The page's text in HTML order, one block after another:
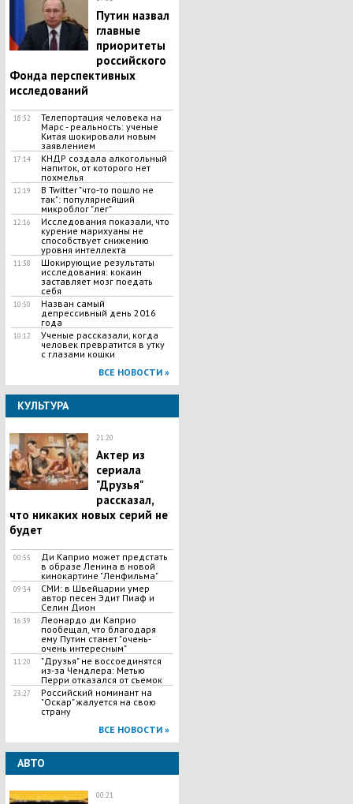
Путин назвал
главные
приоритеты
российского
Фонда перспективных
исследований
18:32
Телепортация человека на
Марс - реальность: ученые
Китая шокировали новым
заявлением
17:14
КНДР создала алкогольный
напиток, от которого нет
похмелья
12:19
В Twitter "что-то пошло не
так": популярнейший
микроблог "лег"
12:16
Исследования показали, что
курение марихуаны не
способствует снижению
уровня интеллекта
11:38
Шокирующие результаты
исследования: кокаин
заставляет мозг поедать
себя
10:50
Назван самый
депрессивный день 2016
года
10:12
Ученые рассказали, когда
человек превратится в утку
с глазами кошки
ВСЕ НОВОСТИ »
КУЛЬТУРА
21:20
Актер из
сериала
"Друзья"
рассказал,
что никаких новых серий не
будет
00:55
Ди Каприо может предстать
в образе Ленина в новой
кинокартине "Ленфильма"
09:34
СМИ: в Швейцарии умер
автор песен Эдит Пиаф и
Селин Дион
16:39
Леонардо ди Каприо
пообещал, что благодаря
ему Путин станет "очень-
очень интересным"
11:20
"Друзья" не воссоединятся
из-за Чендлера: Метью
Перри отказался от съемок
23:27
Российский номинант на
"Оскар" жалуется на свою
страну
ВСЕ НОВОСТИ »
АВТО
00:21